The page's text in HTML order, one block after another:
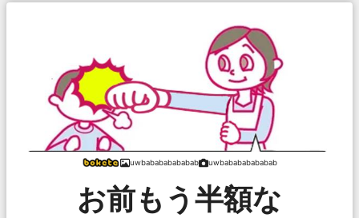
uwbabababababab uwbabababababab
お前もう半額な